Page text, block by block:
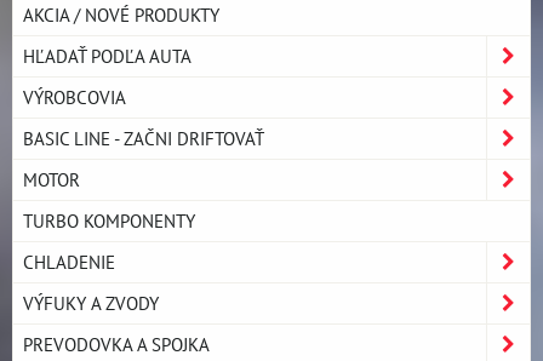
AKCIA / NOVÉ PRODUKTY
HĽADAŤ PODĽA AUTA
VÝROBCOVIA
BASIC LINE - ZAČNI DRIFTOVAŤ
MOTOR
TURBO KOMPONENTY
CHLADENIE
VÝFUKY A ZVODY
PREVODOVKA A SPOJKA